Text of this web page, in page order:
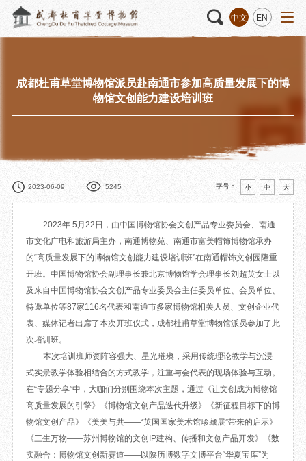
中文 EN
请
活动 “人日游草堂”系列文化活动
数字资源
捐赠名录
文创 杜甫草堂文创馆
文创精品
数字文创
草堂艺术中心
文创咨询
景点 正门
大廨
诗史堂
工部祠
少陵草堂碑亭
茅屋景区
唐代遗址
红墙花径
草堂影壁
成都杜甫草堂博物馆派员赴南通市参加高质量发展下的博
物馆文创能力建设培训班
2023-06-09 5245 字号： 小 中 大
2023年 5月22日，由中国博物馆协会文创产品专业委员会、南通
市文化广电和旅游局主办，南通博物苑、南通市富美帽饰博物馆承办
的“高质量发展下的博物馆文创能力建设培训班”在南通帽饰文创园隆重
开班。中国博物馆协会副理事长兼北京博物馆学会理事长刘超英女士以
及来自中国博物馆协会文创产品专业委员会主任委员单位、会员单位、
特邀单位等87家116名代表和南通市多家博物馆相关人员、文创企业代
表、媒体记者出席了本次开班仪式，成都杜甫草堂博物馆派员参加了此
次培训班。
本次培训班师资阵容强大、星光璀璨，采用传统理论教学与沉浸
式实景教学体验相结合的方式教学，注重与会代表的现场体验与互动。
在“专题分享”中，大咖们分别围绕本次主题，通过《让文创成为博物馆
高质量发展的引擎》《博物馆文创产品迭代升级》《新征程目标下的博
物馆文创产品》《美美与共——“英国国家美术馆珍藏展”带来的启示》
《三生万物——苏州博物馆的文创IP建构、传播和文创产品开发》《数
实融合：博物馆文创新赛道——以陕历博数字文博平台“华夏宝库”为